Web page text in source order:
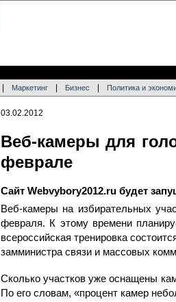
Маркетинг Бизнес Политика и
03.02.2012
Веб-камеры для
феврале
Сайт Webvybory2012.ru будет
Веб-камеры на избирательных
февраля. К этому времени
всероссийская тренировка
замминистра связи и массовых
Сколько участков уже оснащены
По его словам, «процент камер